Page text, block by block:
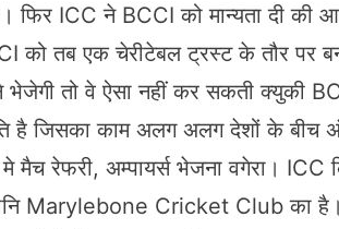
फिर ICC ने BCCI को मान्यता दी
को तब एक चेरीटेबल ट्रस्ट के तौर पर
तो वे ऐसा नहीं कर सकती क्युकी
जिसका काम अलग अलग देशों के बीच
मैच रेफरी, अम्पायर्स भेजना वगेरा।
Marylebone Cricket Club का